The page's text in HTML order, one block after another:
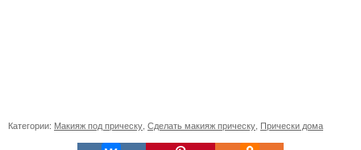
Категории: Макияж под прическу Сделать макияж прическу Прически дома